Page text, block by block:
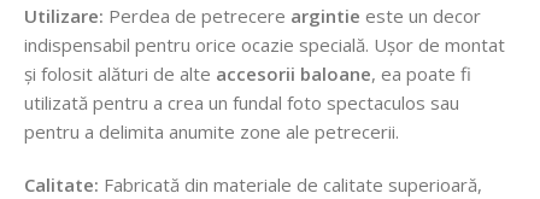
Utilizare: Perdea de petrecere argintie este un decor
indispensabil pentru orice ocazie specială. Ușor de montat
și folosit alături de alte accesorii baloane, ea poate fi
utilizată pentru a crea un fundal foto spectaculos sau
pentru a delimita anumite zone ale petrecerii.
Calitate: Fabricată din materiale de calitate superioară,